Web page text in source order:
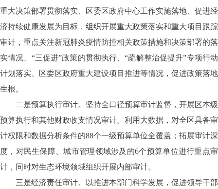
重大决策部署贯彻落实、区委区政府中心工作实施落地、促进经
济持续健康发展为目标，组织开展重大政策落实和重大项目跟踪
审计，重点关注新冠肺炎疫情防控相关政策措施和决策部署的落
实情况、“三促进”政策的贯彻执行、“疏解整治促提升”专项行动
计划落实、区委区政府重大建设项目推进等情况，促进政策落地
生根。
二是预算执行审计。坚持全口径预算审计监督，开展区本级
预算执行和其他财政收支情况审计。利用大数据，对全区具备审
计权限和数据分析条件的88个一级预算单位全覆盖；拓展审计深
度，对民生保障、城市管理领域涉及的6个预算单位进行重点审
计，同时对生态环境领域组织开展内部审计。
三是经济责任审计。以推进本部门科学发展，促进领导干部